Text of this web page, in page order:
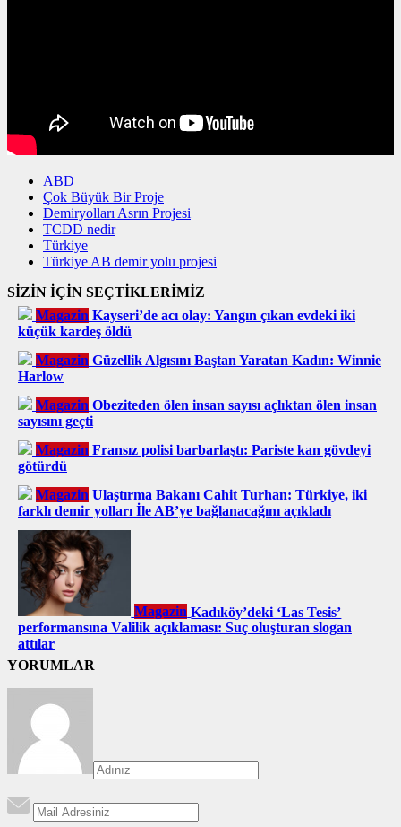
ABD
Çok Büyük Bir Proje
Demiryolları Asrın Projesi
TCDD nedir
Türkiye
Türkiye AB demir yolu projesi
SİZİN İÇİN SEÇTİKLERİMİZ
Magazin Kayseri’de acı olay: Yangın çıkan evdeki iki
küçük kardeş öldü
Magazin Güzellik Algısını Baştan Yaratan Kadın: Winnie
Harlow
Magazin Obeziteden ölen insan sayısı açlıktan ölen insan
sayısını geçti
Magazin Fransız polisi barbarlaştı: Pariste kan gövdeyi
götürdü
Magazin Ulaştırma Bakanı Cahit Turhan: Türkiye, iki
farklı demir yolları İle AB’ye bağlanacağını açıkladı
Magazin Kadıköy’deki ‘Las Tesis’
performansına Valilik açıklaması: Suç oluşturan slogan
attılar
YORUMLAR